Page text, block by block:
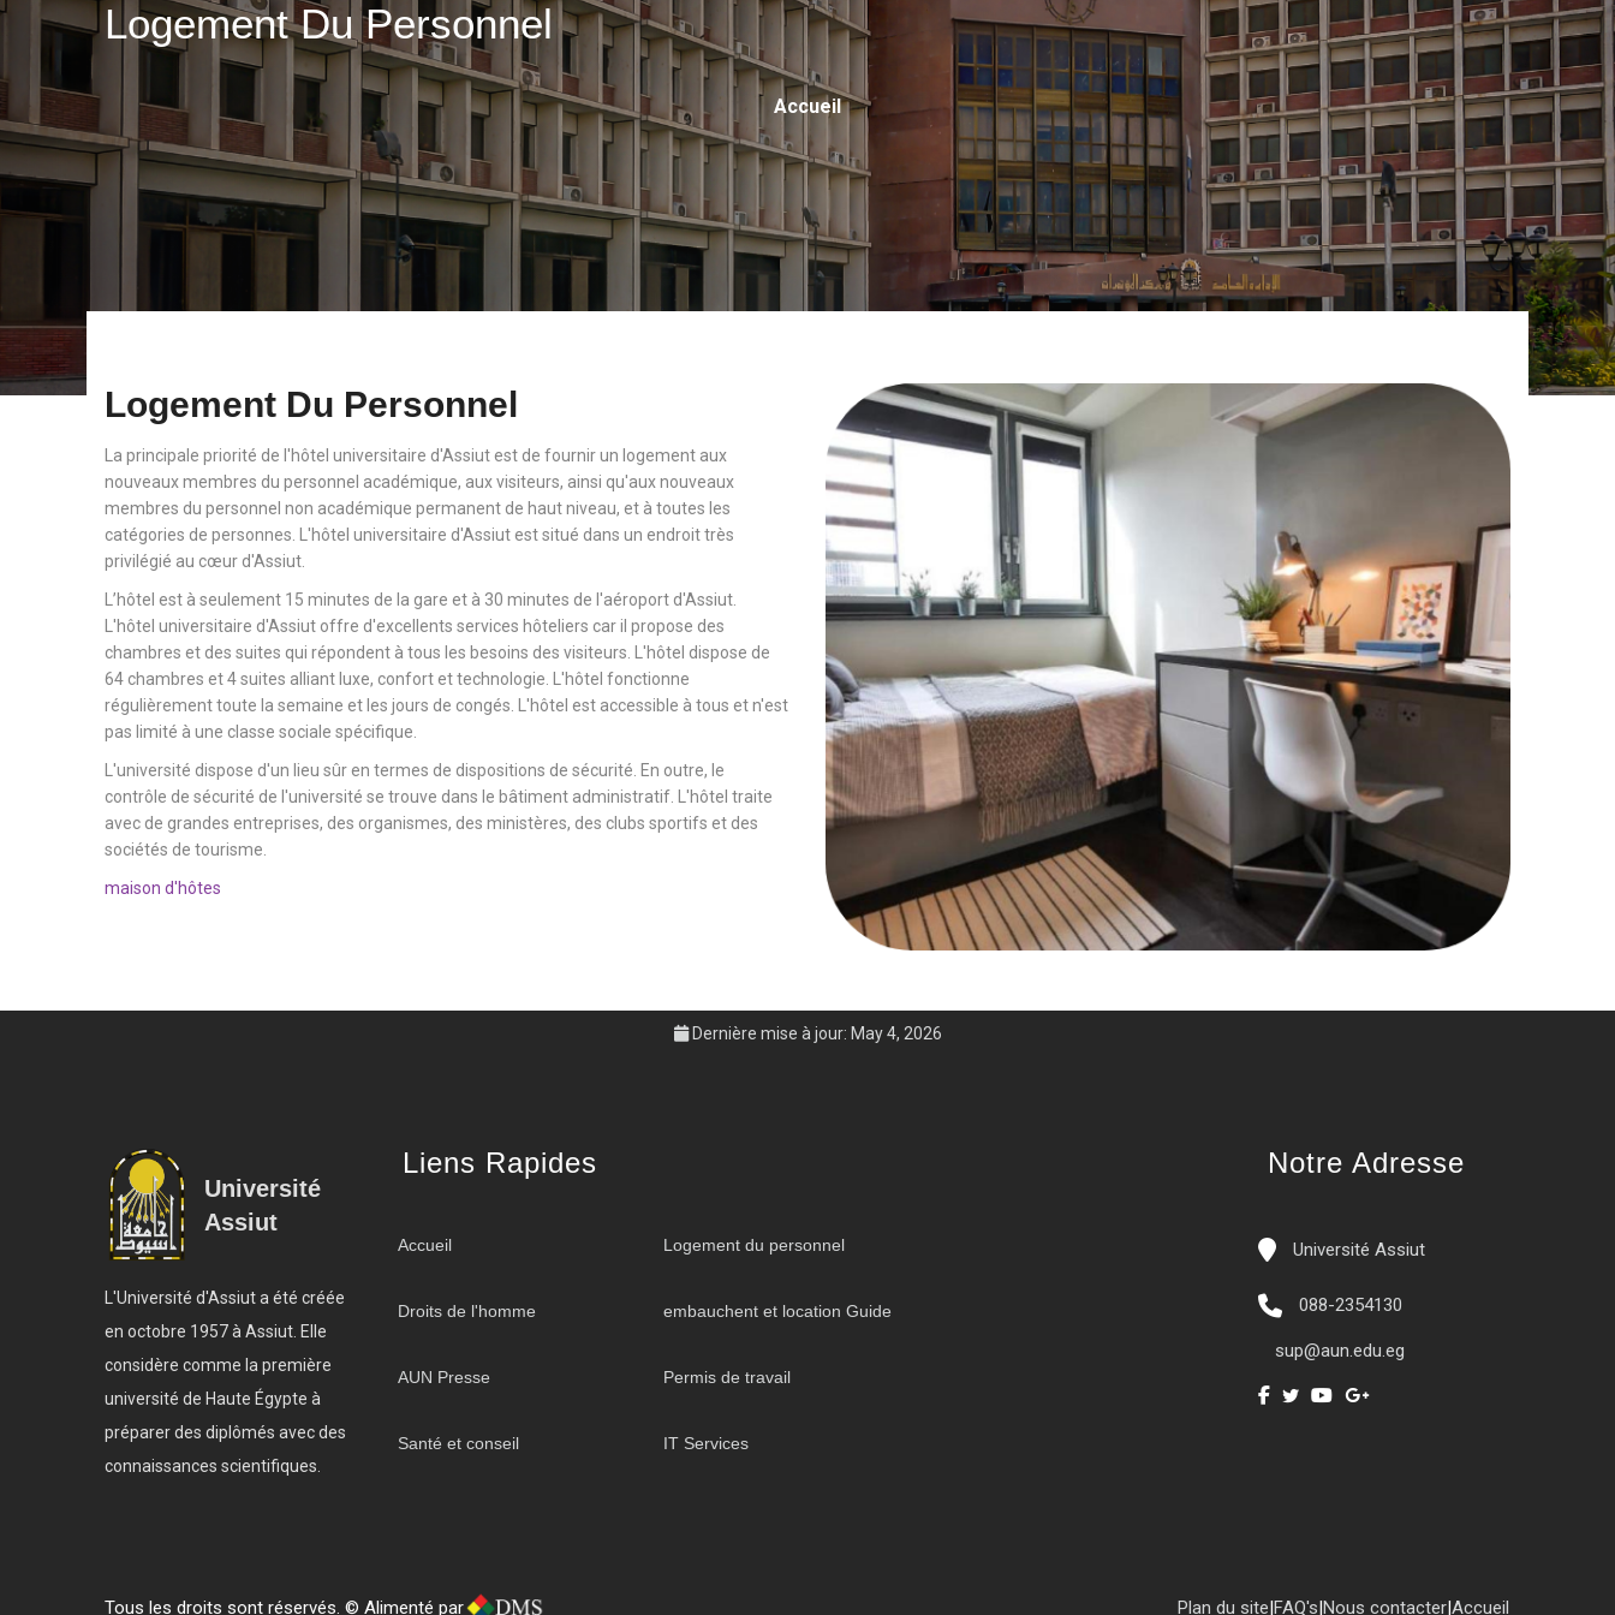
Logement Du Personnel
Fil
D'Ariane
Accueil
Logement Du Personnel
La principale priorité de l'hôtel universitaire d'Assiut est de fournir un logement aux
nouveaux membres du personnel académique, aux visiteurs, ainsi qu'aux nouveaux
membres du personnel non académique permanent de haut niveau, et à toutes les
catégories de personnes. L'hôtel universitaire d'Assiut est situé dans un endroit très
privilégié au cœur d'Assiut.
L’hôtel est à seulement 15 minutes de la gare et à 30 minutes de l'aéroport d'Assiut.
L'hôtel universitaire d'Assiut offre d'excellents services hôteliers car il propose des
chambres et des suites qui répondent à tous les besoins des visiteurs. L'hôtel dispose de
64 chambres et 4 suites alliant luxe, confort et technologie. L'hôtel fonctionne
régulièrement toute la semaine et les jours de congés. L'hôtel est accessible à tous et n'est
pas limité à une classe sociale spécifique.
L'université dispose d'un lieu sûr en termes de dispositions de sécurité. En outre, le
contrôle de sécurité de l'université se trouve dans le bâtiment administratif. L'hôtel traite
avec de grandes entreprises, des organismes, des ministères, des clubs sportifs et des
sociétés de tourisme.
maison d'hôtes
Dernière mise à jour: May 4, 2026
Université
Assiut
L'Université d'Assiut a été créée
en octobre 1957 à Assiut. Elle
considère comme la première
université de Haute Égypte à
préparer des diplômés avec des
connaissances scientifiques.
Liens Rapides
Accueil Logement du personnel
Droits de l'homme embauchent et location Guide
AUN Presse Permis de travail
Santé et conseil IT Services
Notre Adresse
Université Assiut
088-2354130
sup@aun.edu.eg
Tous les droits sont réservés. © Alimenté par Accueil
|
Nous contacter
|
FAQ's
|
Plan du site